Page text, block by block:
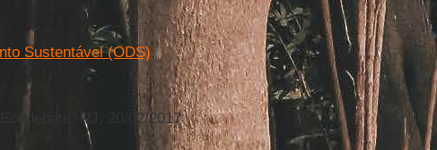
Sustentável (ODS),
, Ecodebate, RJ, 20/02/2017